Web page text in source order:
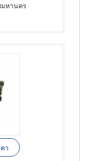
มหานคร
า